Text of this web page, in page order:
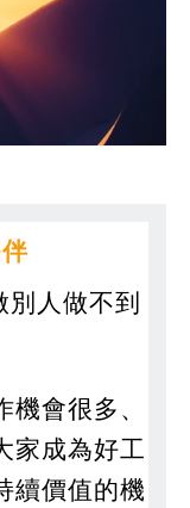
別人做不到
會很多、
家成為好工
續價值的機